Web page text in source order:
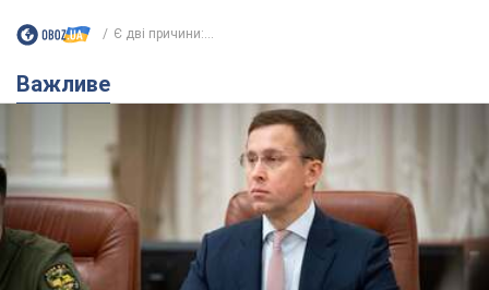
Є дві причини:...
Важливе